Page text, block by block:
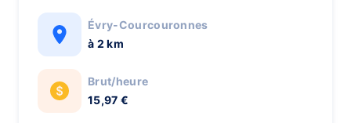
Évry-Courcouronnes
à 2 km
Brut/heure
15,97 €